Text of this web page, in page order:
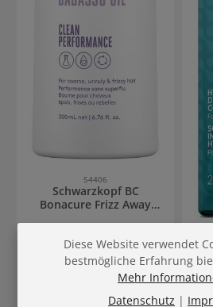
54406
Schwarzkopf BC
Bonacure Frizz Away
(4,33 € / 100
Diese Website verwendet
bestmögliche Erfahrung
Mehr
Datenschutz |